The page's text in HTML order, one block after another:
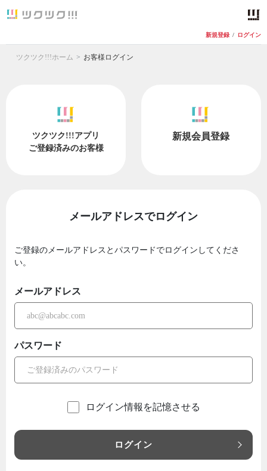
新規登録 / ログイン
ツクツク!!!ホーム お客様ログイン
ツクツク!!!アプリ
ご登録済みのお客様
新規会員登録
メールアドレスでログイン
ご登録のメールアドレスとパスワードでログインしてくださ
い。
メールアドレス
パスワード
ログイン情報を記憶させる
ログイン